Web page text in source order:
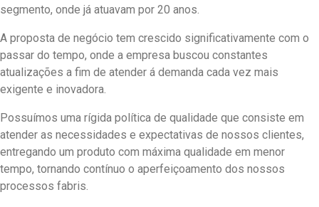
segmento, onde já atuavam por 20 anos.
A proposta de negócio tem crescido significativamente com o
passar do tempo, onde a empresa buscou constantes
atualizações a fim de atender á demanda cada vez mais
exigente e inovadora.
Possuímos uma rígida política de qualidade que consiste em
atender as necessidades e expectativas de nossos clientes,
entregando um produto com máxima qualidade em menor
tempo, tornando contínuo o aperfeiçoamento dos nossos
processos fabris.